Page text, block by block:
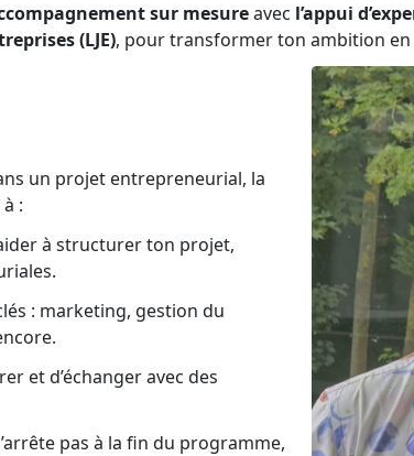
sur mesureavec l’appui
(LJE), pour transformer ton ambition en
un projet entrepreneurial, la
:
à structurer ton projet,
: marketing, gestion du
et d’échanger avec des
pas à la fin du programme,